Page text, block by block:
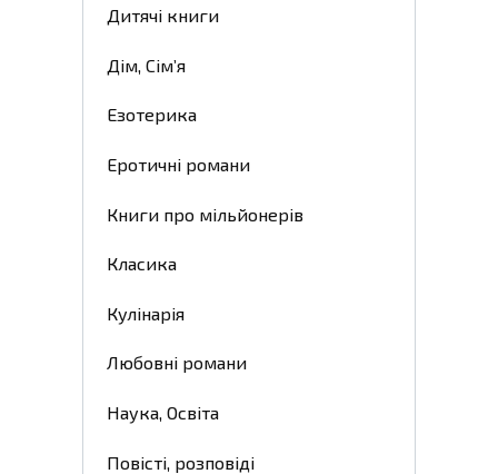
Дитячі книги
Дім, Сім’я
Езотерика
Еротичні романи
Книги про мільйонерів
Класика
Кулінарія
Любовні романи
Наука, Освіта
Повісті, розповіді